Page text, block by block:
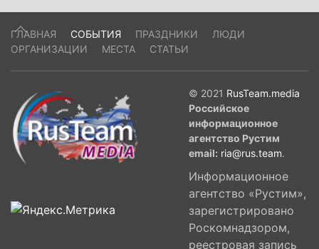
ГЛАВНАЯ СОБЫТИЯ ПРАЗДНИКИ
ЛЮДИ
ОРГАНИЗАЦИИ
МЕСТА СТАТЬИ
© 2021 RusTeam.media
Российское
информационное
агентство Рустим
email: ria@rus.team.
Информационное
агентство «Рустим»,
зарегистрировано
Роскомнадзором,
реестровая запись